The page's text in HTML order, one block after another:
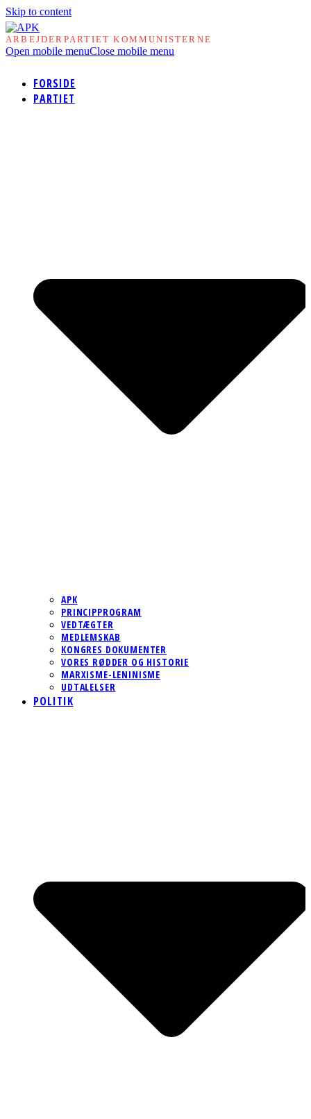
Skip to content
ARBEJDERPARTIET KOMMUNISTERNE
Open mobile menuClose mobile menu
FORSIDE
PARTIET
APK
PRINCIPPROGRAM
VEDTÆGTER
MEDLEMSKAB
KONGRES DOKUMENTER
VORES RØDDER OG HISTORIE
MARXISME-LENINISME
UDTALELSER
POLITIK